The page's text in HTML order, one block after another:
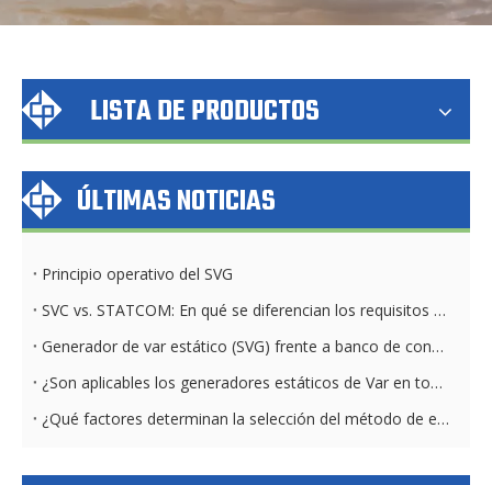
LISTA DE PRODUCTOS
ÚLTIMAS NOTICIAS
Principio operativo del SVG
SVC vs. STATCOM: En qué se diferencian los requisitos del sistema de refrigeración
Generador de var estático (SVG) frente a banco de condensadores: diferencias clave
¿Son aplicables los generadores estáticos de Var en todas las industrias y sectores?
¿Qué factores determinan la selección del método de enfriamiento de STATCOM?